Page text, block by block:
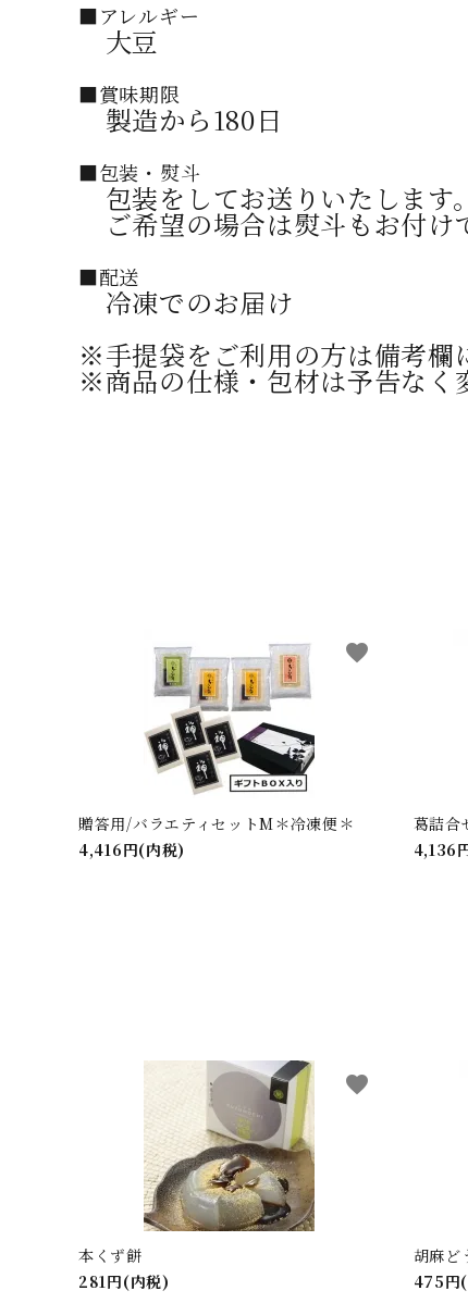
■アレルギー
大豆
■賞味期限
製造から180日
■包装・熨斗
包装をしてお送りいたします。
ご希望の場合は熨斗もお付け
■配送
冷凍でのお届け
※手提袋をご利用の方は備考欄
※商品の仕様・包材は予告なく
贈答用/バラエティセットM＊冷凍便＊
4,416円(内税)
favorite
葛詰合
4,136
本くず餅
281円(内税)
favorite
胡麻ど
475円